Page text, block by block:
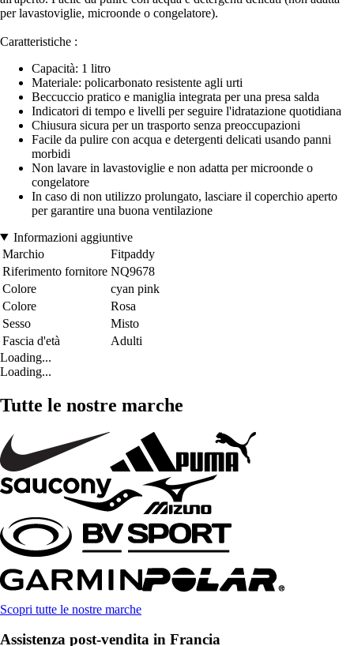
per lavastoviglie, microonde o congelatore).
Caratteristiche :
Capacità: 1 litro
Materiale: policarbonato resistente agli urti
Beccuccio pratico e maniglia integrata per una presa salda
Indicatori di tempo e livelli per seguire l'idratazione quotidiana
Chiusura sicura per un trasporto senza preoccupazioni
Facile da pulire con acqua e detergenti delicati usando panni
morbidi
Non lavare in lavastoviglie e non adatta per microonde o
congelatore
In caso di non utilizzo prolungato, lasciare il coperchio aperto
per garantire una buona ventilazione
Informazioni aggiuntive
Marchio
Fitpaddy
Riferimento fornitore NQ9678
Colore
cyan pink
Colore
Rosa
Sesso
Misto
Fascia d'età
Adulti
Loading...
Loading...
Tutte le nostre marche
Scopri tutte le nostre marche
Assistenza post-vendita in Francia